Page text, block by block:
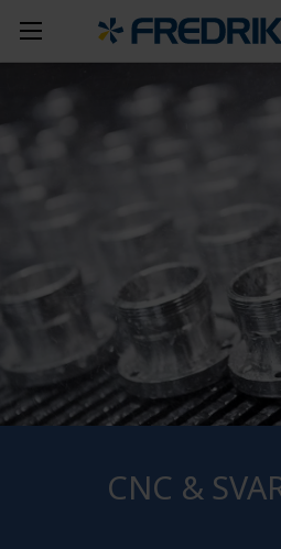
CNC &